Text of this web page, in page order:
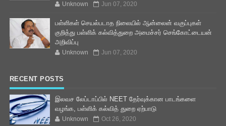
Unknown Jun 07, 2020
பள்ளிகள் செயல்படாத நிலையில் ஆன்லைன் வகுப்புகள்
குறித்து பள்ளிக் கல்வித்துறை அமைச்சர் செங்கோட்டையன்
அறிவிப்பு
Unknown Jun 07, 2020
RECENT POSTS
இலவச லேப்டாப்பில் NEET தேர்வுக்கான பாடங்களை
வழங்க, பள்ளிக் கல்வித் துறை ஏற்பாடு
Unknown Oct 26, 2020